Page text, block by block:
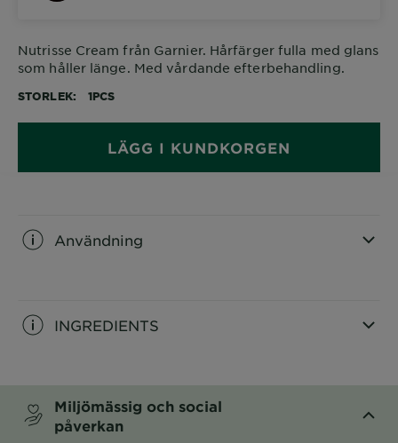
Nutrisse Cream från Garnier. Hårfärger fulla med glans
som håller länge. Med vårdande efterbehandling.
STORLEK 1PCS
LÄGG I KUNDKORGEN
Användning
INGREDIENTS
Miljömässig och social
påverkan